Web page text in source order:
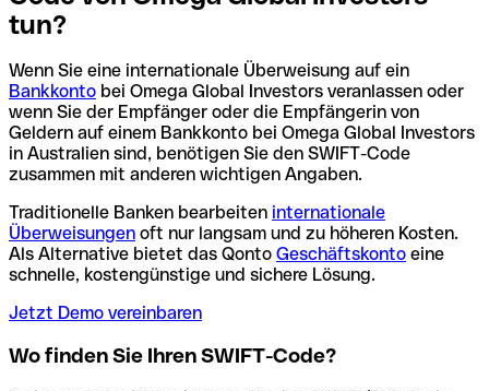
tun?
Wenn Sie eine internationale Überweisung auf ein
Bankkonto bei Omega Global Investors veranlassen oder
wenn Sie der Empfänger oder die Empfängerin von
Geldern auf einem Bankkonto bei Omega Global Investors
in Australien sind, benötigen Sie den SWIFT-Code
zusammen mit anderen wichtigen Angaben.
Traditionelle Banken bearbeiten internationale
Überweisungen oft nur langsam und zu höheren Kosten.
Als Alternative bietet das Qonto Geschäftskonto eine
schnelle, kostengünstige und sichere Lösung.
Jetzt Demo vereinbaren
Wo finden Sie Ihren SWIFT-Code?